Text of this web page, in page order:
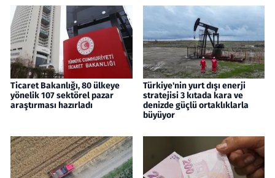
Ticaret Bakanlığı, 80 ülkeye
yönelik 107 sektörel pazar
araştırması hazırladı
Türkiye'nin yurt dışı enerji
stratejisi 3 kıtada kara ve
denizde güçlü ortaklıklarla
büyüyor